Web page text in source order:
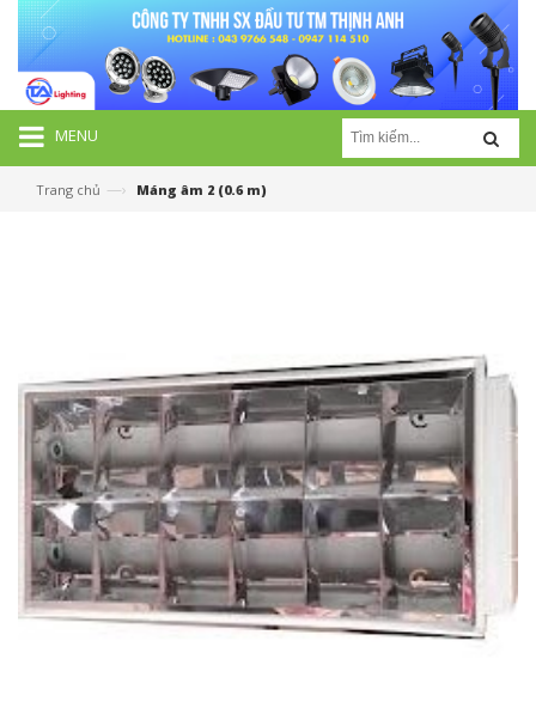
MENU
Trang chủ —› Máng âm 2 (0.6 m)